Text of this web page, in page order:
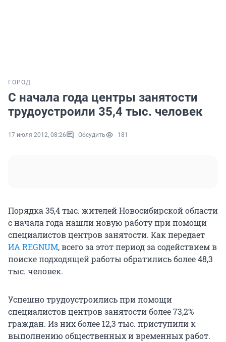
ГОРОД
С начала года центры занятости
трудоустроили 35,4 тыс. человек
17 июля 2012, 08:26 Обсудить 181
Порядка 35,4 тыс. жителей Новосибирской области
с начала года нашли новую работу при помощи
специалистов центров занятости. Как передает
ИА REGNUM, всего за этот период за содействием в
поиске подходящей работы обратились более 48,3
тыс. человек.
Успешно трудоустроились при помощи
специалистов центров занятости более 73,2%
граждан. Из них более 12,3 тыс. приступили к
выполнению общественных и временных работ.